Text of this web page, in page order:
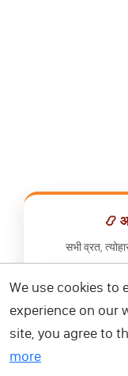
📿
सभी व्रत,
📅
We use cookies to
experience on our
site, you agree to
more